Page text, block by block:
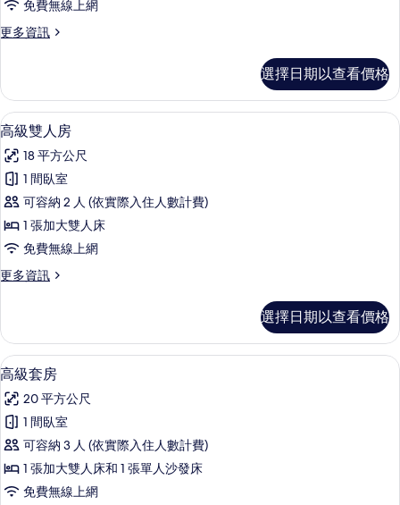
的
有
相
片
免費無線上網
更多資訊
更
雙
人
房
詳
情
選擇日期以查看價格
顯
示
高
級
雙
人
的
有
相
片
羽絨被、免費迷你吧、客房內保險箱、
4
高級雙人房
18 平方公尺
1 間臥室
可容納 2 人 (依實際入住人數計費)
1 張加大雙人床
免費無線上網
更多資訊
更
雙
人
房
詳
情
選擇日期以查看價格
顯
示
高
級
套
房
高級套房 | 羽絨被、免費迷你吧、客
10
高級套房
20 平方公尺
1 間臥室
可容納 3 人 (依實際入住人數計費)
1 張加大雙人床和 1 張單人沙發床
免費無線上網